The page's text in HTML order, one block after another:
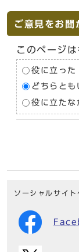
ご意見をお聞
このページ
役に立った
どちらとも
役に立たな
ソーシャルサイ